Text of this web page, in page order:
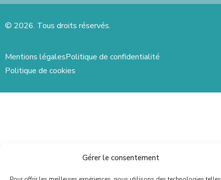
Gérer le consentement
© 2026. Tous droits réservés.
Mentions légalesPolitique de confidentialité
Politique de cookies